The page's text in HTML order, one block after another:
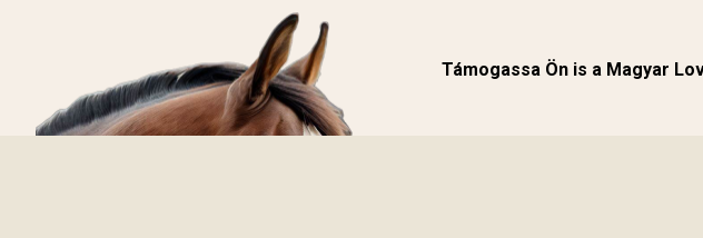
Támogassa Ön is a Magyar